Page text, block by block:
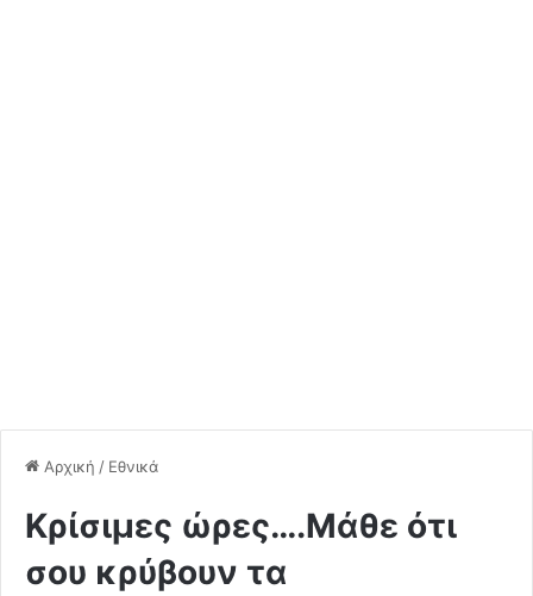
Αρχική / Εθνικά
Kρίσιμες ώρες….Μάθε ότι
σου κρύβουν τα